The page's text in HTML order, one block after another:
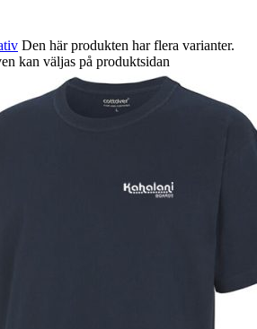
Den här produkten har flera varianter.
kan väljas på produktsidan